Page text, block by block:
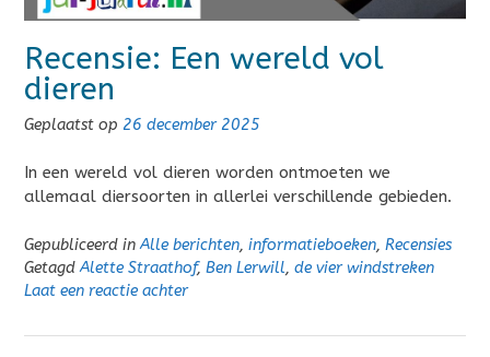
Recensie: Een wereld vol
dieren
Geplaatst op 26 december 2025
In een wereld vol dieren worden ontmoeten we
allemaal diersoorten in allerlei verschillende gebieden.
Gepubliceerd inAlle berichten, informatieboeken, Recensies
GetagdAlette Straathof, Ben Lerwill, de vier windstreken
Laat een reactie achter